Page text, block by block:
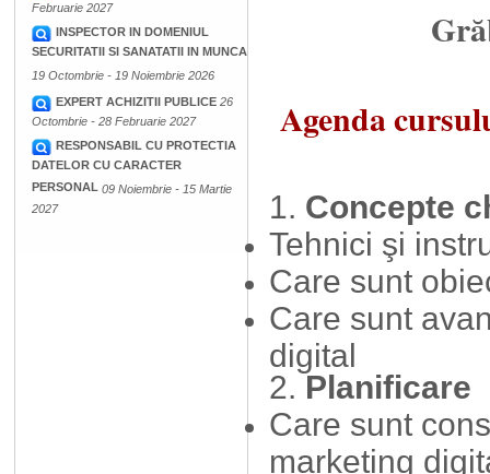
Februarie 2027
INSPECTOR IN DOMENIUL
SECURITATII SI SANATATII IN MUNCA
19 Octombrie - 19 Noiembrie 2026
EXPERT ACHIZITII PUBLICE 26
Octombrie - 28 Februarie 2027
RESPONSABIL CU PROTECTIA
DATELOR CU CARACTER
PERSONAL 09 Noiembrie - 15 Martie
2027
Agenda
1. Concepte
Tehnici şi
Care sunt
Care sunt
digital
2. Planificare
Care sunt
marketing